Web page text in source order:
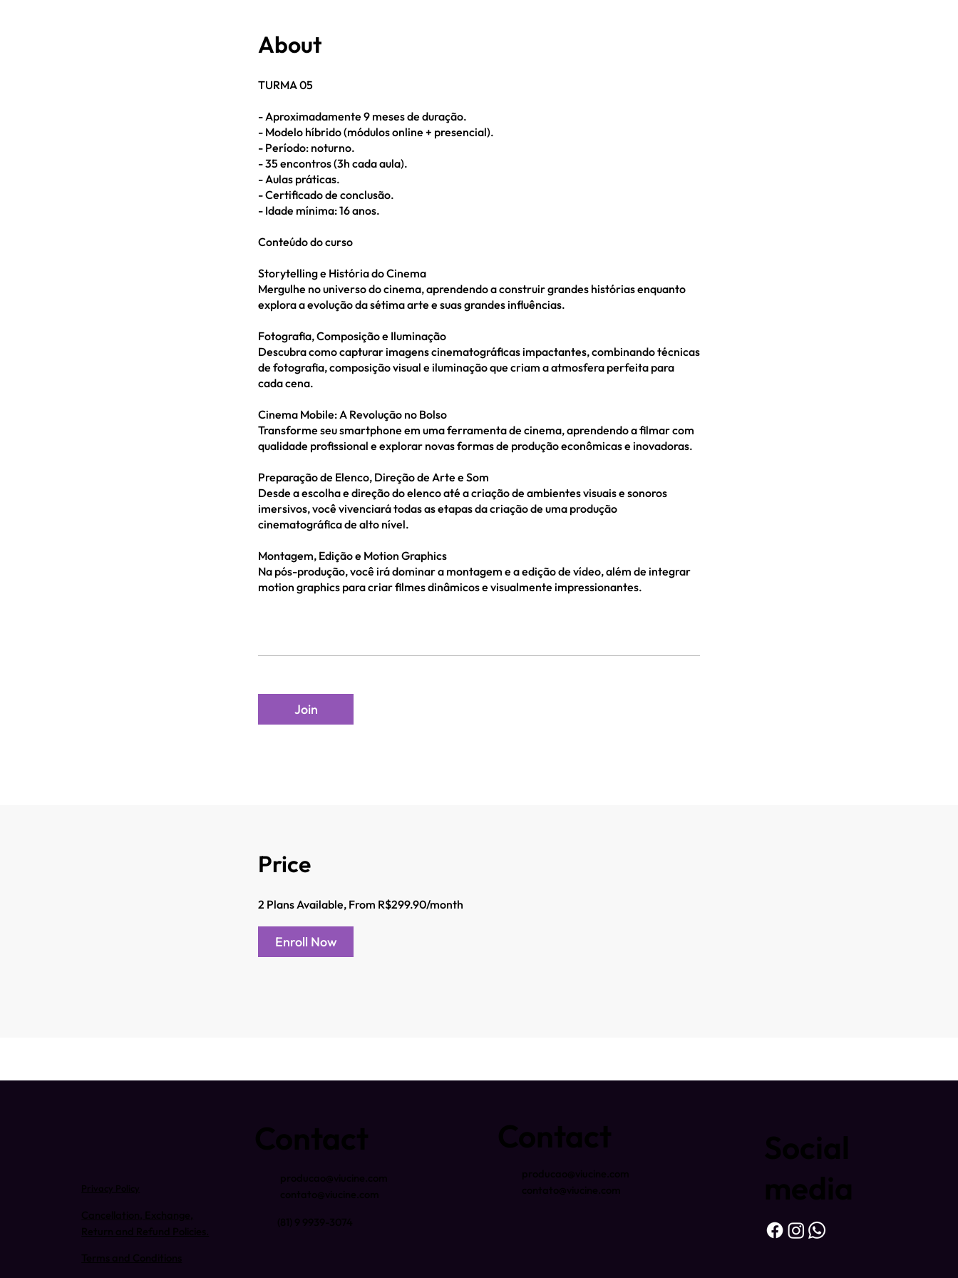
About
TURMA 05
- Aproximadamente 9 meses de duração.
- Modelo híbrido (módulos online + presencial).
- Período: noturno.
- 35 encontros (3h cada aula).
- Aulas práticas.
- Certificado de conclusão.
- Idade mínima: 16 anos.
Conteúdo do curso
Storytelling e História do Cinema
Mergulhe no universo do cinema, aprendendo a construir grandes histórias enquanto
explora a evolução da sétima arte e suas grandes influências.
Fotografia, Composição e Iluminação
Descubra como capturar imagens cinematográficas impactantes, combinando técnicas
de fotografia, composição visual e iluminação que criam a atmosfera perfeita para
cada cena.
Cinema Mobile: A Revolução no Bolso
Transforme seu smartphone em uma ferramenta de cinema, aprendendo a filmar com
qualidade profissional e explorar novas formas de produção econômicas e inovadoras.
Preparação de Elenco, Direção de Arte e Som
Desde a escolha e direção do elenco até a criação de ambientes visuais e sonoros
imersivos, você vivenciará todas as etapas da criação de uma produção
cinematográfica de alto nível.
Montagem, Edição e Motion Graphics
Na pós-produção, você irá dominar a montagem e a edição de vídeo, além de integrar
motion graphics para criar filmes dinâmicos e visualmente impressionantes.
Join
Price
2 Plans Available, From R$299.90/month
Enroll Now